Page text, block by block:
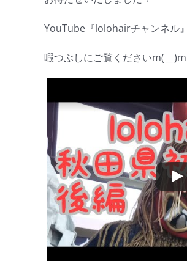
YouTube『lolohairチャンネル
暇つぶしにご覧くださいm(＿)m